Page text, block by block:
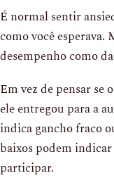
É normal sentir
como você esperava.
desempenho como
Em vez de pensar se
ele entregou para a
indica gancho fraco
baixos podem
participar.